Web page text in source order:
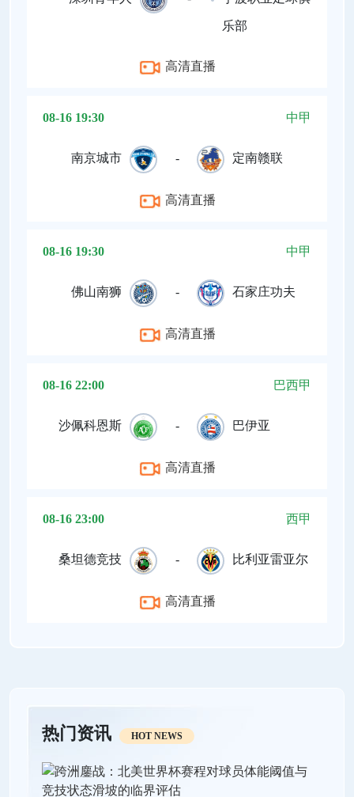
乐部
高清直播
08-16 19:30 中甲
南京城市 - 定南赣联
高清直播
08-16 19:30 中甲
佛山南狮 - 石家庄功夫
高清直播
08-16 22:00 巴西甲
沙佩科恩斯 - 巴伊亚
高清直播
08-16 23:00 西甲
桑坦德竞技 - 比利亚雷亚尔
高清直播
热门资讯 HOT NEWS